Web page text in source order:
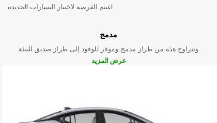
اغتنم الفرصة لاختبار السيارات الجديدة
مدمج
وتتراوح هذه من طراز مدمج وموفر للوقود إلى طراز صديق للبيئة
عرض المزيد